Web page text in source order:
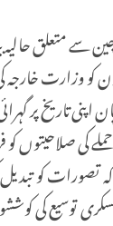
چین سے متعلق
حقائق سے متصادم
تاریخ پر
کی صلاحیتوں
تصورات کو
توسیع کی